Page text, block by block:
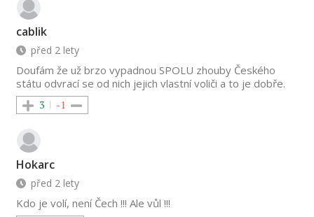
cablik
před 2 lety
Doufám že už brzo vypadnou SPOLU zhouby Českého
státu odvrací se od nich jejich vlastní voliči a to je dobře.
3 -1
Hokarc
před 2 lety
Kdo je volí, není Čech !!! Ale vůl !!!